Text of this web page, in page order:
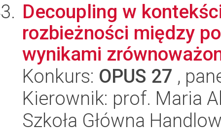
Decoupling w
rozbieżności między
wynikami
Konkurs: OPUS 27 ,
Kierownik: prof. Maria
Szkoła Główna